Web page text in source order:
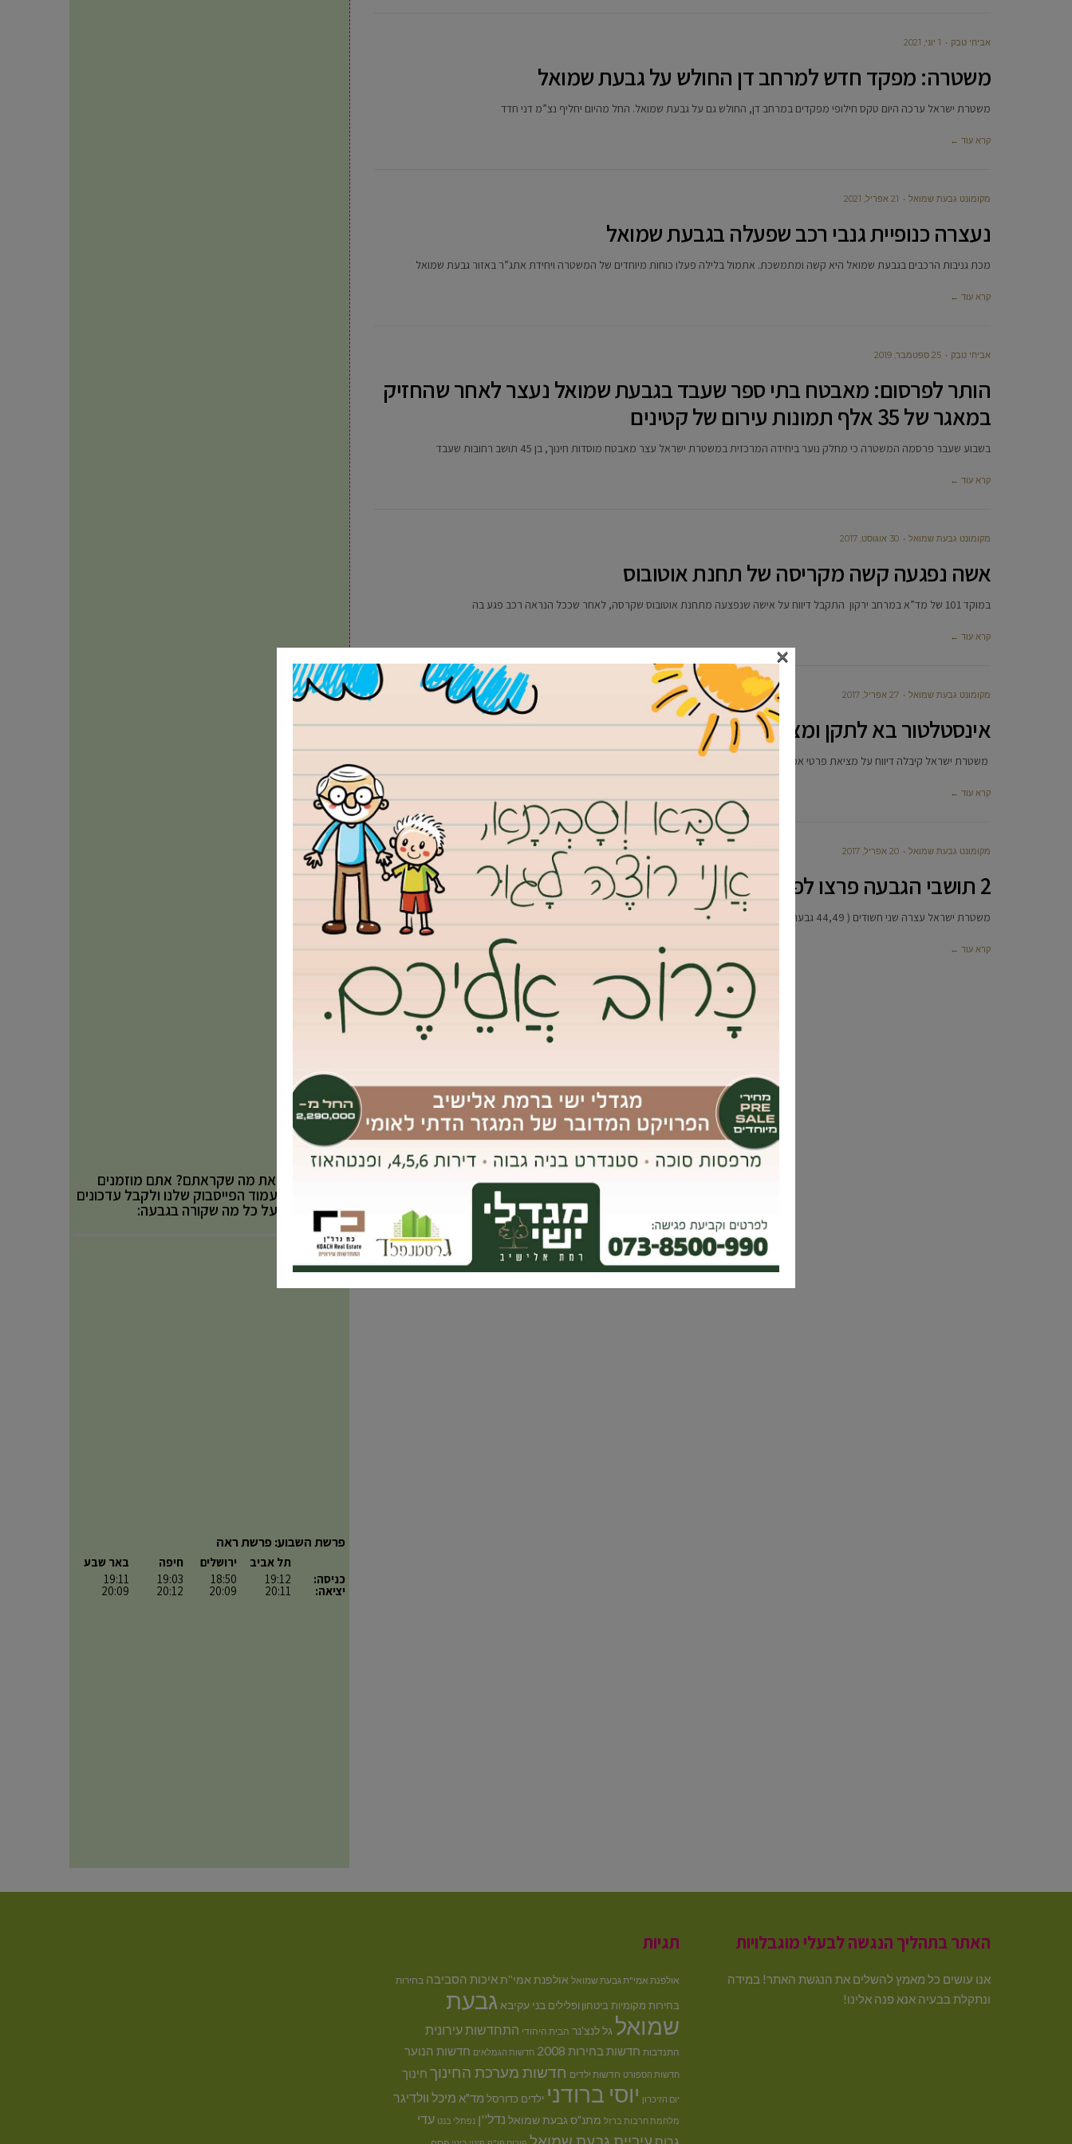
אביחי טבק 1 יוני, 2021
משטרה: מפקד חדש למרחב דן החולש על גבעת שמואל
משטרת ישראל ערכה היום טקס חילופי מפקדים במרחב דן, החולש גם על גבעת שמואל. החל מהיום יחליף נצ”מ דני חדד
קרא עוד ←
מקומונט גבעת שמואל 21 אפריל, 2021
נעצרה כנופיית גנבי רכב שפעלה בגבעת שמואל
מכת גניבות הרכבים בגבעת שמואל היא קשה ומתמשכת. אתמול בלילה פעלו כוחות מיוחדים של המשטרה ויחידת אתג”ר באזור גבעת שמואל
קרא עוד ←
אביחי טבק 25 ספטמבר, 2019
הותר לפרסום: מאבטח בתי ספר שעבד בגבעת שמואל נעצר לאחר שהחזיק
במאגר של 35 אלף תמונות עירום של קטינים
בשבוע שעבר פרסמה המשטרה כי מחלק נוער ביחידה המרכזית במשטרת ישראל עצר מאבטח מוסדות חינוך, בן 45 תושב רחובות שעבד
קרא עוד ←
מקומונט גבעת שמואל 30 אוגוסט, 2017
אשה נפגעה קשה מקריסה של תחנת אוטובוס
במוקד 101 של מד”א במרחב ירקון התקבל דיווח על אישה שנפצעה מתחנת אוטובוס שקרסה, לאחר שככל הנראה רכב פגע בה
קרא עוד ←
מקומונט גבעת שמואל 27 אפריל, 2017
אינסטלטור בא לתקן ומצא נשק
משטרת ישראל קיבלה דיווח על מציאת פרטי אמל”ח ישנים ברחוב ז’בוטינסקי בגבעת שמואל. אינסטלטור שהוזמן לטיפול בתקלה הופתע לגלות סליק
קרא עוד ←
מקומונט גבעת שמואל 20 אפריל, 2017
2 תושבי הגבעה פרצו לפיצוציה ברחוב הנשיא
משטרת ישראל עצרה שני חשודים ( 44,49 גבעת שמואל) בחשד שנכנסו לקיוסק, ברחוב הנשיא בגבעת שמואל, בעודם בגילופין ושלפו חפץ
קרא עוד ←
אהבתם את מה שקראתם? אתם מוזמנים
לעקוב אחר עמוד הפייסבוק שלנו ולקבל עדכונים
באופן שוטף על כל מה שקורה בגבעה:
פרשת השבוע: פרשת ראה
כניסה:
יציאה:
תל אביב
19:12
20:11
ירושלים
18:50
20:09
חיפה
19:03
20:12
באר שבע
19:11
20:09
האתר בתהליך הנגשה לבעלי מוגבלויות
אנו עושים כל מאמץ להשלים את הנגשת האתר! במידה
ונתקלת בבעיה אנא פנה אלינו!
תגיות
אולפנת אמי"ת גבעת שמואל אולפנת אמי''תאיכות הסביבה בחירות
בחירות מקומיות ביטחון ופלילים בני עקיבא גבעת
שמואל גל לנצ'נר הבית היהודי התחדשות עירונית
התנדבות חדשות בחירות 2008 חדשות הגמלאים חדשות הנוער
חדשות הספורט חדשות ילדים חדשות מערכת החינוך חינוך
יום הזיכרון יוסי ברודני ילדים כדורסל מד"א מיכל וולדיגר
מלחמת חרבות ברזל מתנ"ס גבעת שמואל נדל''ן נפתלי בנט עדי
×